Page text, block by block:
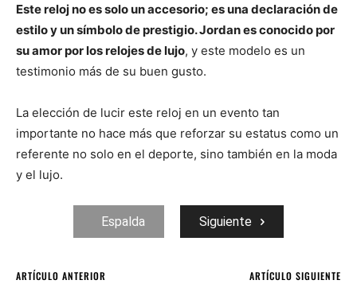
Este reloj no es solo un accesorio; es una declaración de
estilo y un símbolo de prestigio. Jordan es conocido por
su amor por los relojes de lujo, y este modelo es un
testimonio más de su buen gusto.
La elección de lucir este reloj en un evento tan
importante no hace más que reforzar su estatus como un
referente no solo en el deporte, sino también en la moda
y el lujo.
Espalda Siguiente
ARTÍCULO ANTERIOR ARTÍCULO SIGUIENTE